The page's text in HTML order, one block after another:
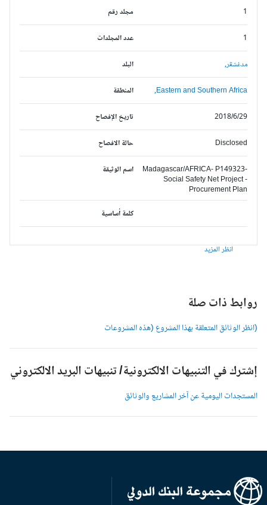
مجلد رقم
عدد المجلدات
البلد مدغشقر,
المنطقة Eastern and Southern Africa,
تاريخ الإفصاح 2018/6/29
حالة الافصاح Disclosed
اسم الوثيقة
Madagascar/AFRICA- P149323-
Social Safety Net Project -
Procurement Plan
كلمة أساسية
انظر المزيد
روابط ذات صلة
(انظر الوثائق المتعلقة بهذا المشروع (هذه المشروعات
إشترك في التنبيهات الالكترونية/ تنبيهات البريد الالكتروني
المستجدات اليومية عن آخر المشاريع والوثائق